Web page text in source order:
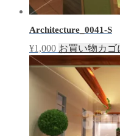
Architecture_0041-S
¥1,000 お買い物カゴ